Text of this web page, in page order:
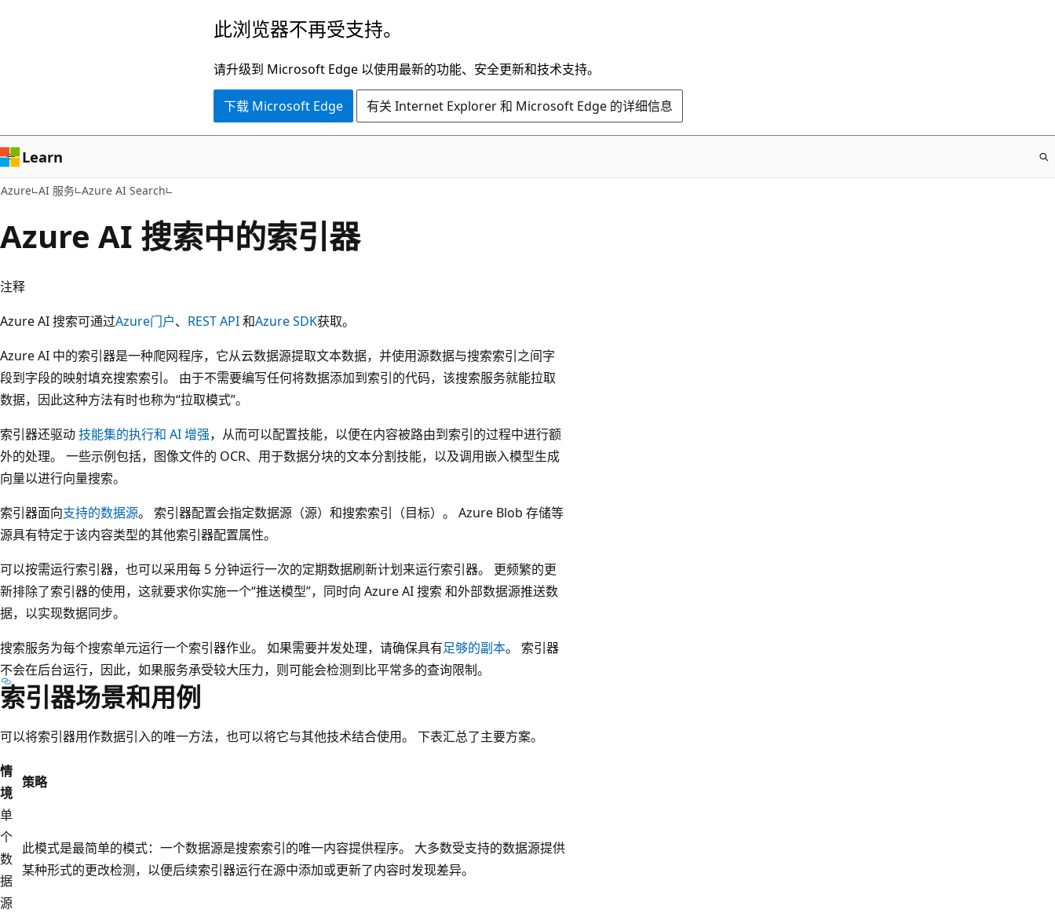
容
此浏览器不再受支持。
请升级到 Microsoft Edge 以使用最新的功能、安全更新和技术支持。
下载 Microsoft Edge 有关 Internet Explorer 和 Microsoft Edge 的详细信息
Learn
Azure AI 服务 Azure AI Search
Azure AI 搜索中的索引器
注释
Azure AI 搜索可通过Azure门户、 REST API和Azure SDK获取。
Azure AI 中的索引器是一种爬网程序，它从云数据源提取文本数据，并使用源数据与搜索索引之间字
段到字段的映射填充搜索索引。 由于不需要编写任何将数据添加到索引的代码，该搜索服务就能拉取
数据，因此这种方法有时也称为“拉取模式”。
索引器还驱动技能集的执行和 AI 增强，从而可以配置技能，以便在内容被路由到索引的过程中进行额
外的处理。 一些示例包括，图像文件的 OCR、用于数据分块的文本分割技能，以及调用嵌入模型生成
向量以进行向量搜索。
索引器面向支持的数据源。 索引器配置会指定数据源（源）和搜索索引（目标）。 Azure Blob 存储等
源具有特定于该内容类型的其他索引器配置属性。
可以按需运行索引器，也可以采用每 5 分钟运行一次的定期数据刷新计划来运行索引器。 更频繁的更
新排除了索引器的使用，这就要求你实施一个“推送模型”，同时向 Azure AI 搜索 和外部数据源推送数
据，以实现数据同步。
搜索服务为每个搜索单元运行一个索引器作业。 如果需要并发处理，请确保具有足够的副本。 索引器
不会在后台运行，因此，如果服务承受较大压力，则可能会检测到比平常多的查询限制。
索引器场景和用例
可以将索引器用作数据引入的唯一方法，也可以将它与其他技术结合使用。 下表汇总了主要方案。
情
境
策略
单
个
数
据
源
此模式是最简单的模式：一个数据源是搜索索引的唯一内容提供程序。 大多数受支持的数据源提供
某种形式的更改检测，以便后续索引器运行在源中添加或更新了内容时发现差异。